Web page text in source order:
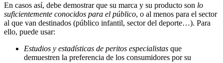
En casos así, debe demostrar que su marca y su producto son lo
suficientemente conocidos para el público, o al menos para el sector
al que van destinados (público infantil, sector del deporte…). Para
ello, puede usar:
Estudios y estadísticas de peritos especialistas que
demuestren la preferencia de los consumidores por su